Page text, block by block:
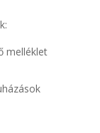
melléklet